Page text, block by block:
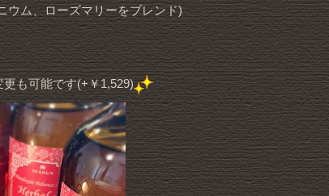
ウム、ローズマリーをブレンド)
も可能です(+￥1,529)